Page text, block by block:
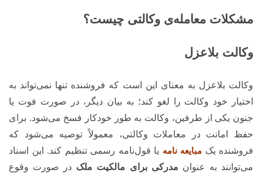
مشکلات معامله‌ی وکالتی چیست؟
وکالت بلاعزل
وکالت بلاعزل به معنای این است که فروشنده تنها نمی‌تواند به
اختیار خود وکالت را لغو کند؛ به بیان دیگر، در صورت فوت یا
جنون یکی از طرفین، وکالت به طور خودکار فسخ می‌شود. برای
حفظ امانت در معاملات وکالتی، معمولاً توصیه می‌شود که
فروشنده یک مبایعه‌ نامه یا قول‌نامه رسمی تنظیم کند. این اسناد
می‌توانند به عنوان مدرکی برای مالکیت ملک در صورت وقوع